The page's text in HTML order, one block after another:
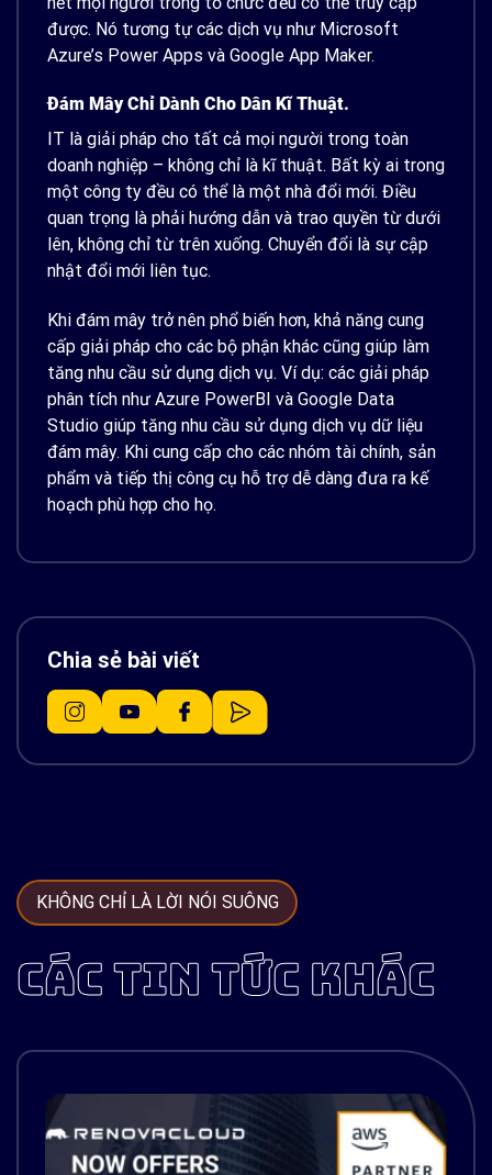
được. Nó tương tự các dịch vụ như Microsoft
Azure’s Power Apps và Google App Maker.
Đám Mây Chỉ Dành Cho Dân Kĩ Thuật.
IT là giải pháp cho tất cả mọi người trong toàn
doanh nghiệp – không chỉ là kĩ thuật. Bất kỳ ai trong
một công ty đều có thể là một nhà đổi mới. Điều
quan trọng là phải hướng dẫn và trao quyền từ dưới
lên, không chỉ từ trên xuống. Chuyển đổi là sự cập
nhật đổi mới liên tục.
Khi đám mây trở nên phổ biến hơn, khả năng cung
cấp giải pháp cho các bộ phận khác cũng giúp làm
tăng nhu cầu sử dụng dịch vụ. Ví dụ: các giải pháp
phân tích như Azure PowerBI và Google Data
Studio giúp tăng nhu cầu sử dụng dịch vụ dữ liệu
đám mây. Khi cung cấp cho các nhóm tài chính, sản
phẩm và tiếp thị công cụ hỗ trợ dễ dàng đưa ra kế
hoạch phù hợp cho họ.
Chia sẻ bài viết
KHÔNG CHỈ LÀ LỜI NÓI SUÔNG
CÁC TIN TỨC KHÁC